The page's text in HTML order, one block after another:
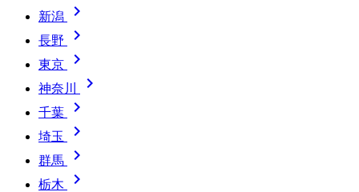
新潟 
長野 
東京 
神奈川 
千葉 
埼玉 
群馬 
栃木 